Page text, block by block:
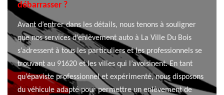
débarrasser ?
Avant d’entrer dans les détails, nous tenons à souligner
que nos services d’enlèvement auto à La Ville Du Bois
s’adressent à tous les particuliers et les professionnels se
trouvant au 91620 et les villes qui l’avoisinent. En tant
qu’épaviste professionnel et expérimenté, nous disposons
du véhicule adapté pour permettre un enlèvement de